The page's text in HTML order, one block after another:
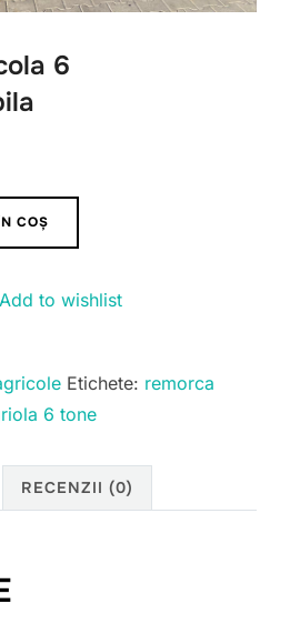
6
COȘ
Add to wishlist
Etichete: remorca
6 tone
RECENZII (0)